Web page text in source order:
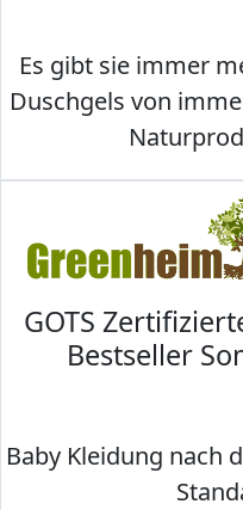
Es gibt sie immer
Duschgels von
GOTS
Bestseller
Baby Kleidung nach